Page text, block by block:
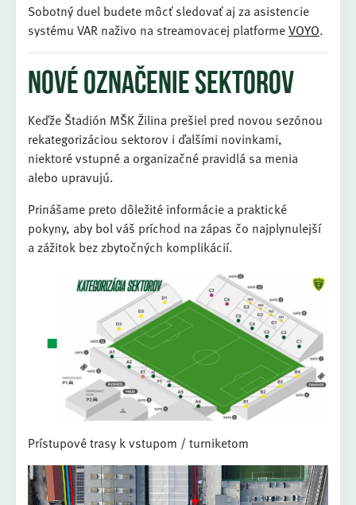
Sobotný duel budete môcť sledovať aj za asistencie
systému VAR naživo na streamovacej platformeVOYO.
Nové označenie sektorov
Keďže Štadión MŠK Žilina prešiel pred novou sezónou
rekategorizáciou sektorov i ďalšími novinkami,
niektoré vstupné a organizačné pravidlá sa menia
alebo upravujú.
Prinášame preto dôležité informácie a praktické
pokyny, aby bol váš príchod na zápas čo najplynulejší
a zážitok bez zbytočných komplikácií.
Prístupové trasy k vstupom / turniketom